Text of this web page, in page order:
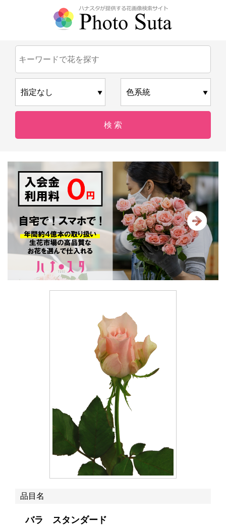
品目名
バラ スタンダード